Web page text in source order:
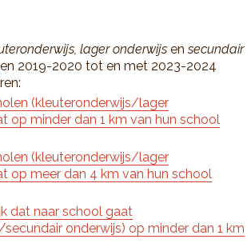
lager onderwijs en secundair
2019-2020 tot en met 2023-2024
(kleuteronderwijs/lager
op minder dan 1 km van hun school
(kleuteronderwijs/lager
op meer dan 4 km van hun school
dat naar school gaat
onderwijs) op minder dan 1 km